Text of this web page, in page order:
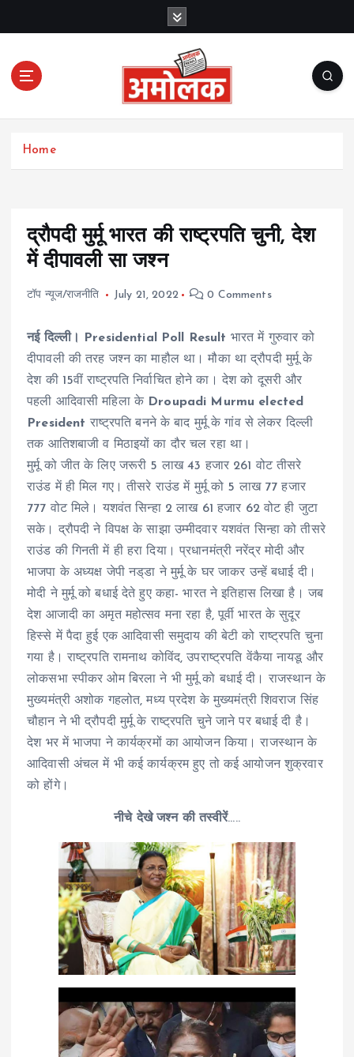
c
Amolak News
Home
द्रौपदी मुर्मू भारत की राष्ट्रपति चुनी, देश
में दीपावली सा जश्न
टॉप न्यूज/राजनीति July 21, 2022 0 Comments
नई दिल्ली। Presidential Poll Result भारत में गुरुवार को
दीपावली की तरह जश्न का माहौल था। मौका था द्रौपदी मुर्मू के
देश की 15वीं राष्ट्रपति निर्वाचित होने का। देश को दूसरी और
पहली आदिवासी महिला के Droupadi Murmu elected
President राष्ट्रपति बनने के बाद मुर्मू के गांव से लेकर दिल्ली
तक आतिशबाजी व मिठाइयों का दौर चल रहा था।
मुर्मू को जीत के लिए जरूरी 5 लाख 43 हजार 261 वोट तीसरे
राउंड में ही मिल गए। तीसरे राउंड में मुर्मू को 5 लाख 77 हजार
777 वोट मिले। यशवंत सिन्हा 2 लाख 61 हजार 62 वोट ही जुटा
सके। द्रौपदी ने विपक्ष के साझा उम्मीदवार यशवंत सिन्हा को तीसरे
राउंड की गिनती में ही हरा दिया। प्रधानमंत्री नरेंद्र मोदी और
भाजपा के अध्यक्ष जेपी नड्‌डा ने मुर्मू के घर जाकर उन्हें बधाई दी।
मोदी ने मुर्मू को बधाई देते हुए कहा- भारत ने इतिहास लिखा है। जब
देश आजादी का अमृत महोत्सव मना रहा है, पूर्वी भारत के सुदूर
हिस्से में पैदा हुई एक आदिवासी समुदाय की बेटी को राष्ट्रपति चुना
गया है। राष्ट्रपति रामनाथ कोविंद, उपराष्ट्रपति वेंकैया नायडू और
लोकसभा स्पीकर ओम बिरला ने भी मुर्मू को बधाई दी। राजस्थान के
मुख्यमंत्री अशोक गहलोत, मध्य प्रदेश के मुख्यमंत्री शिवराज सिंह
चौहान ने भी द्रौपदी मुर्मू के राष्ट्रपति चुने जाने पर बधाई दी है।
देश भर में भाजपा ने कार्यक्रमों का आयोजन किया। राजस्थान के
आदिवासी अंचल में भी कई कार्यक्रम हुए तो कई आयोजन शुक्रवार
को होंगे।
नीचे देखे जश्न की तस्वीरें…..